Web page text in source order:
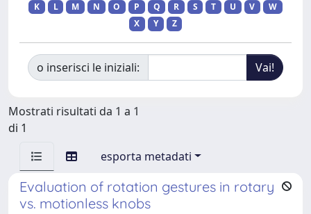
K
L M N O P Q R S T U V
W
X
Y Z
o inserisci le iniziali:
Mostrati risultati da 1 a 1
di 1
esporta metadati
Evaluation of rotation gestures in rotary
vs. motionless knobs